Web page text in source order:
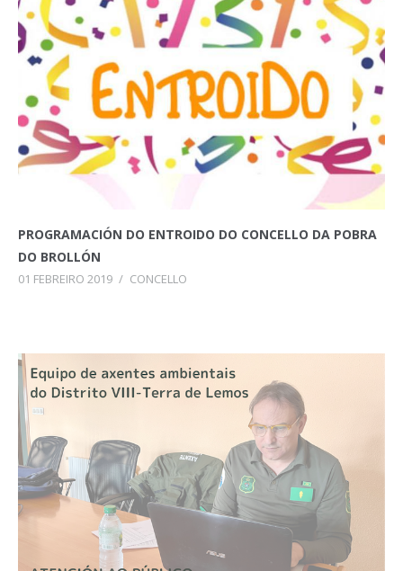
PROGRAMACIÓN DO ENTROIDO DO CONCELLO DA POBRA
DO BROLLÓN
01 FEBREIRO 2019 / CONCELLO